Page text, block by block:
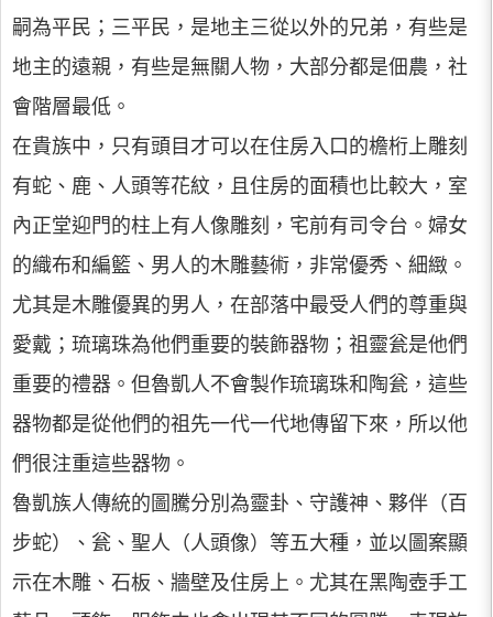
嗣為平民；三平民，是地主三從以外的兄弟，有些是
地主的遠親，有些是無關人物，大部分都是佃農，社
會階層最低。
在貴族中，只有頭目才可以在住房入口的檐桁上雕刻
有蛇、鹿、人頭等花紋，且住房的面積也比較大，室
內正堂迎門的柱上有人像雕刻，宅前有司令台。婦女
的織布和編籃、男人的木雕藝術，非常優秀、細緻。
尤其是木雕優異的男人，在部落中最受人們的尊重與
愛戴；琉璃珠為他們重要的裝飾器物；祖靈瓮是他們
重要的禮器。但魯凱人不會製作琉璃珠和陶瓮，這些
器物都是從他們的祖先一代一代地傳留下來，所以他
們很注重這些器物。
魯凱族人傳統的圖騰分別為靈卦、守護神、夥伴（百
步蛇）、瓮、聖人（人頭像）等五大種，並以圖案顯
示在木雕、石板、牆壁及住房上。尤其在黑陶壺手工